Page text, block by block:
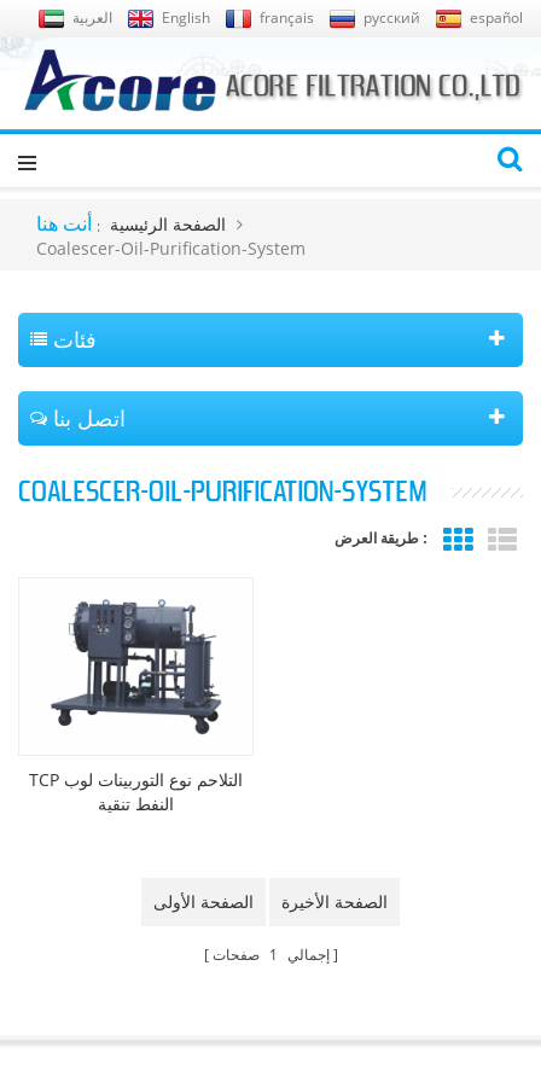
العربية English français русский español
أنت هنا : الصفحة الرئيسية
Coalescer-Oil-Purification-System
فئات
اتصل بنا
COALESCER-OIL-PURIFICATION-SYSTEM
طريقة العرض :
TCP التلاحم نوع التوربينات لوب
النفط تنقية
الصفحة الأولى الصفحة الأخيرة
إجمالي 1 صفحات